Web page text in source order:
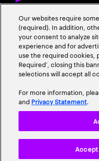
ÜBER ACCENTURE
STANDORTE
Erklärung zur Barrierefreiheit
Our websites require
(required). In addition,
your consent to analyze
experience and for
use the required cookies,
Required’, closing this
selections will accept all
For more information,
and Privacy Statement.
Accept